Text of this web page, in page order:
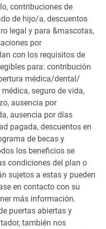
contribuciones de
de hijo/a, descuentos
legal y para &mascotas,
por
con los requisitos de
para: contribución
médica/dental/
seguro de vida,
ausencia por
ausencia por días
pagada, descuentos en
de becas y
los beneficios se
condiciones del plan o
sujetos a estas y pueden
en contacto con su
más información.
puertas abiertas y
también nos